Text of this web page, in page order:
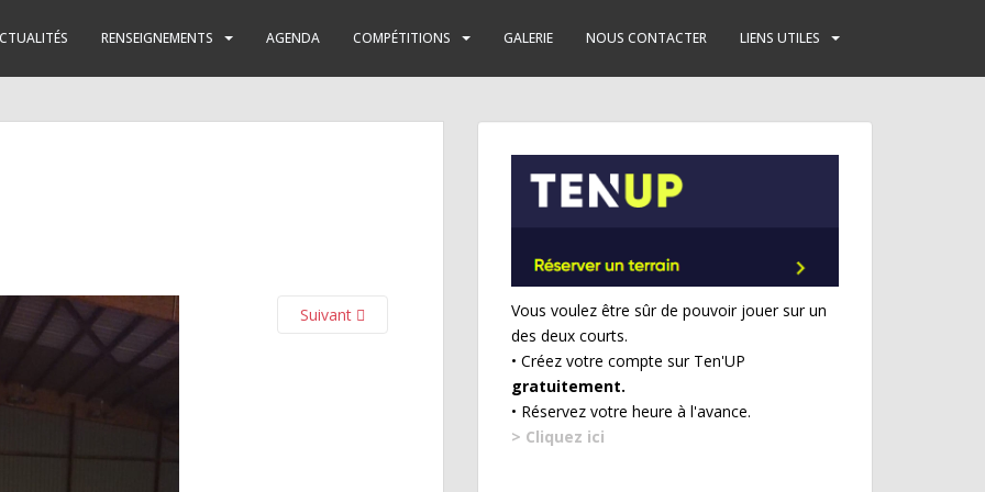
RENSEIGNEMENTS AGENDA COMPÉTITIONS GALERIE NOUS CONTACTER LIENS UTILES
Suivant
Vous voulez être sûr de pouvoir jouer sur un
des deux courts.
• Créez votre compte sur Ten'UP
gratuitement.
• Réservez votre heure à l'avance.
> Cliquez ici